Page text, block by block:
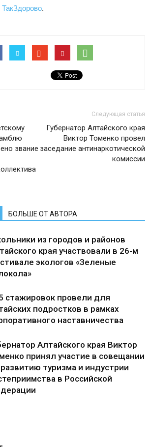
ТакЗдорово.
звание
Следующая статья
Губернатор Алтайского края
Виктор Томенко провел
заседание антинаркотической
комиссии
БОЛЬШЕ ОТ АВТОРА
из городов и районов
края участвовали в 26-м
экологов «Зеленые
стажировок провели для
подростков в рамках
наставничества
Алтайского края Виктор
принял участие в совещании
туризма и индустрии
в Российской